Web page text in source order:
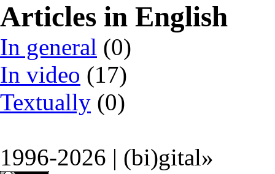
Articles in English
In general (0)
In video (17)
Textually (0)
1996-2026 | (bi)gital»